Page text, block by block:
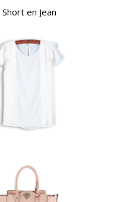
Short en Jean